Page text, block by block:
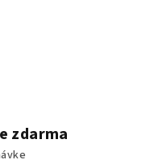
zdarma